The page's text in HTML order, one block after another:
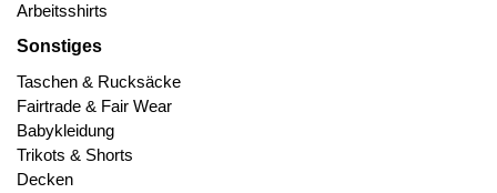
Arbeitsshirts
Sonstiges
Taschen & Rucksäcke
Fairtrade & Fair Wear
Babykleidung
Trikots & Shorts
Decken